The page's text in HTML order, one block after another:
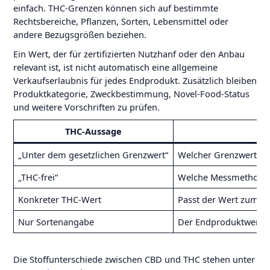
einfach. THC-Grenzen können sich auf bestimmte
Rechtsbereiche, Pflanzen, Sorten, Lebensmittel oder
andere Bezugsgrößen beziehen.
Ein Wert, der für zertifizierten Nutzhanf oder den Anbau
relevant ist, ist nicht automatisch eine allgemeine
Verkaufserlaubnis für jedes Endprodukt. Zusätzlich bleiben
Produktkategorie, Zweckbestimmung, Novel-Food-Status
und weitere Vorschriften zu prüfen.
THC-Aussage
„Unter dem gesetzlichen Grenzwert“
Welcher Grenzwert,
„THC-frei“
Welche
Konkreter THC-Wert
Passt der Wert zum
Nur Sortenangabe
Der Endproduktwert
Die Stoffunterschiede zwischen CBD und THC stehen unter